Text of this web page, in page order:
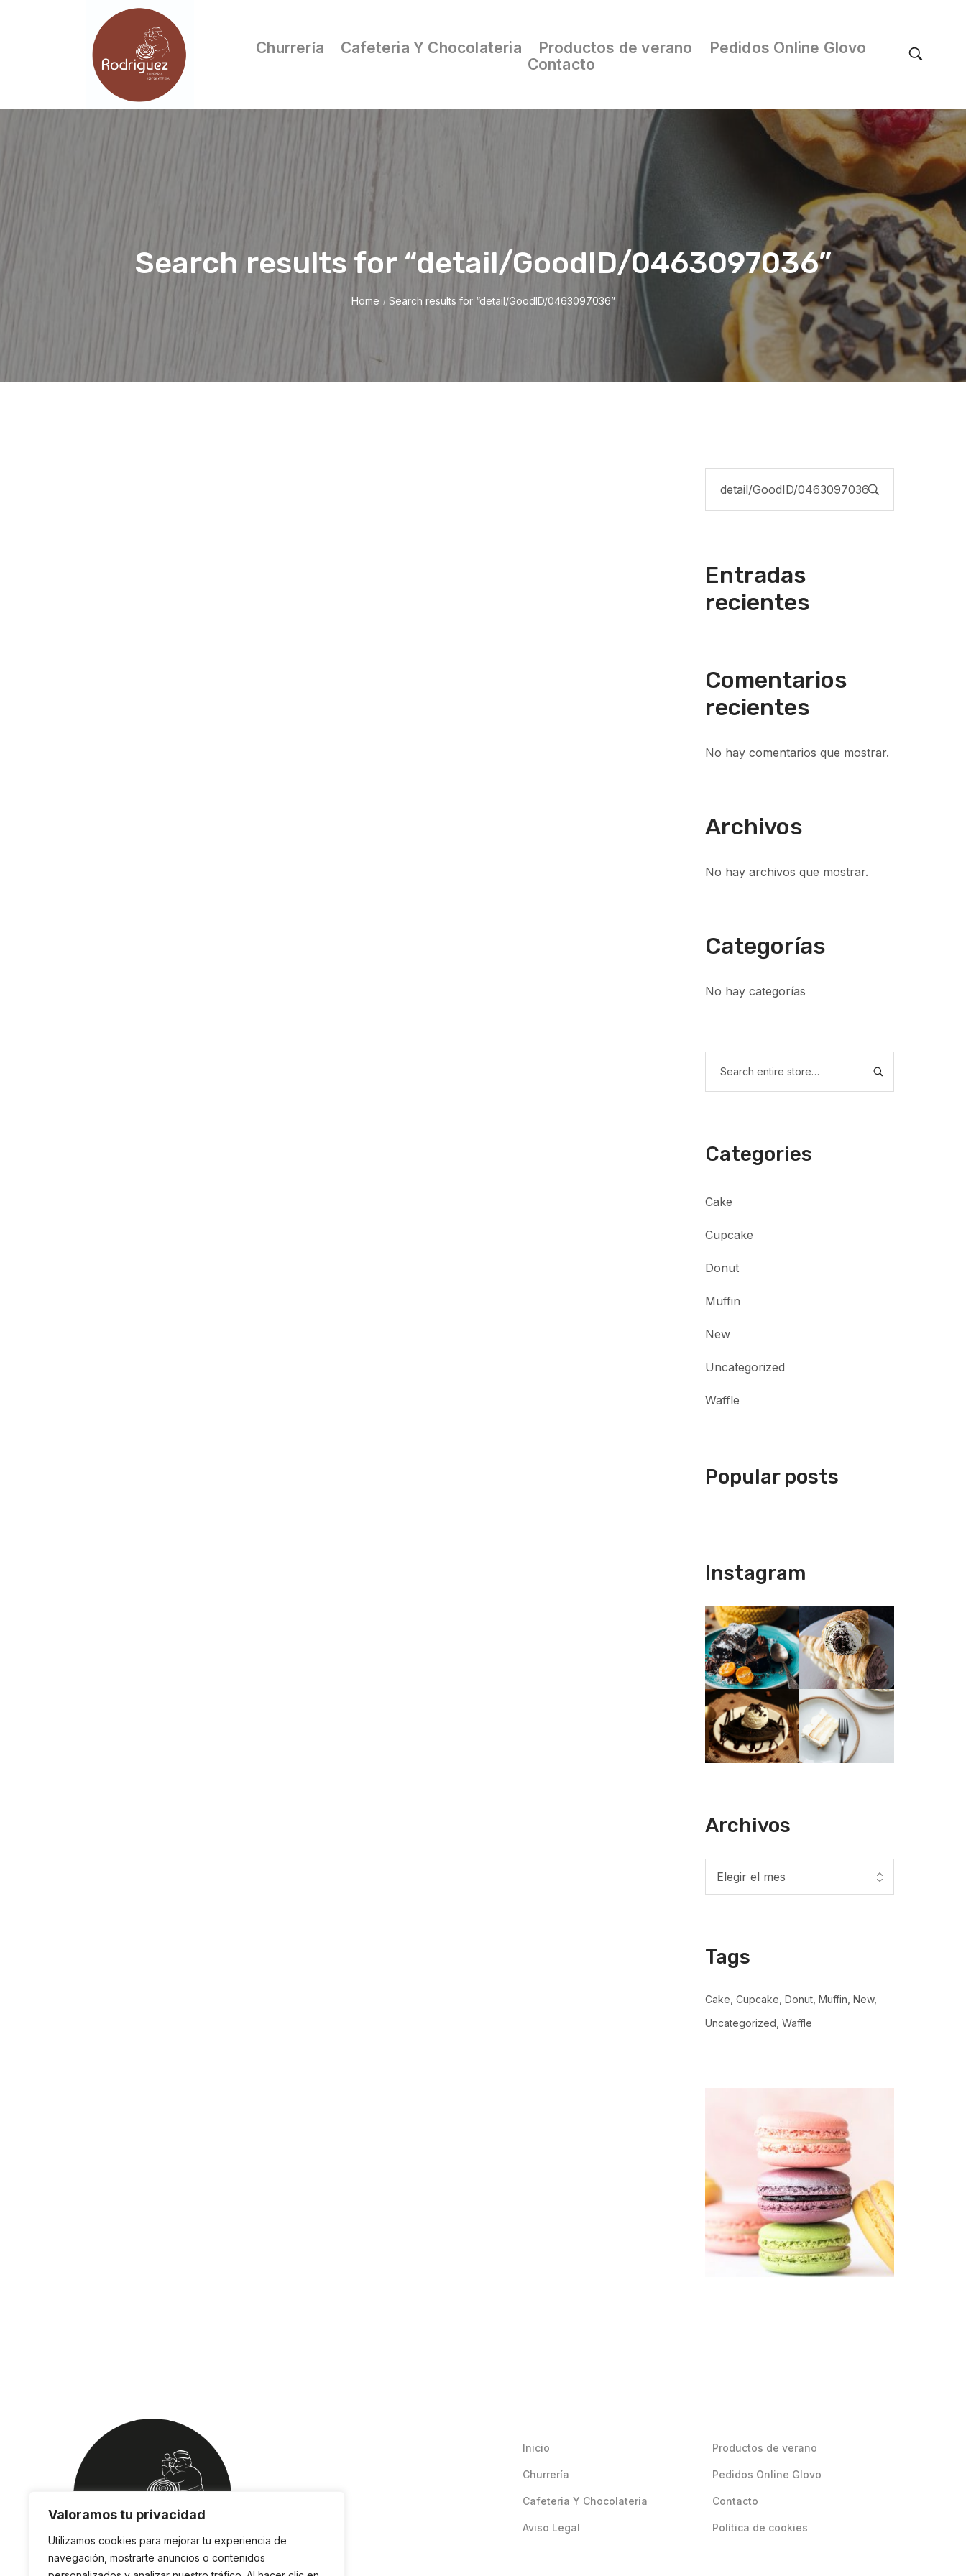
Valoramos tu privacidad
Utilizamos cookies para mejorar tu experiencia de
navegación, mostrarte anuncios o contenidos
Churrería Cafeteria Y Chocolateria Productos de verano
Pedidos Online Glovo
Contacto
Search results for “detail/GoodID/0463097036”
Home / Search results for “detail/GoodID/0463097036”
Entradas
recientes
Comentarios
recientes
No hay comentarios que mostrar.
Archivos
No hay archivos que mostrar.
Categorías
No hay categorías
Categories
Cake
Cupcake
Donut
Muffin
New
Uncategorized
Waffle
Popular posts
Instagram
Archivos
Tags
Cake Cupcake Donut Muffin New
Uncategorized Waffle
Inicio
Churrería
Cafeteria Y Chocolateria
Aviso Legal
Productos de verano
Pedidos Online Glovo
Contacto
Política de cookies